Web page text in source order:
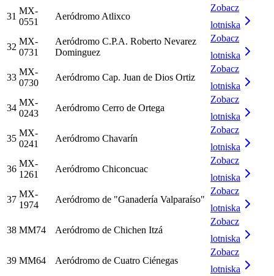
31
MX-
0551
Aeródromo Atlixco
Zobacz
lotniska
32
MX-
0731
Aeródromo C.P.A. Roberto Nevarez
Dominguez
Zobacz
lotniska
33
MX-
0730
Aeródromo Cap. Juan de Dios Ortiz
Zobacz
lotniska
34
MX-
0243
Aeródromo Cerro de Ortega
Zobacz
lotniska
35
MX-
0241
Aeródromo Chavarín
Zobacz
lotniska
36
MX-
1261
Aeródromo Chiconcuac
Zobacz
lotniska
37
MX-
1974
Aeródromo de "Ganadería Valparaíso"
Zobacz
lotniska
38 MM74 Aeródromo de Chichen Itzá
Zobacz
lotniska
39 MM64 Aeródromo de Cuatro Ciénegas
Zobacz
lotniska